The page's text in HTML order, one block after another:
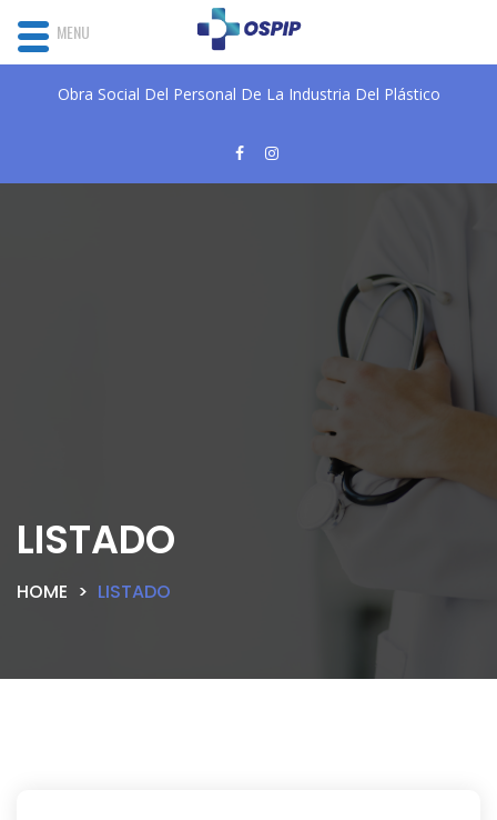
Obra Social Del Personal De La Industria Del Plástico
LISTADO
HOME LISTADO
MENU